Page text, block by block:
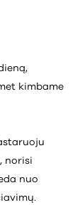
kimbame
norisi
nuo